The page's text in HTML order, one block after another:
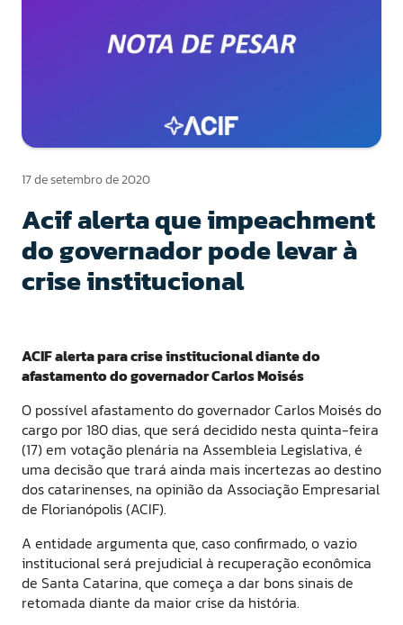
17 de setembro de 2020
Acif alerta que impeachment
do governador pode levar à
crise institucional
ACIF alerta para crise institucional diante do
afastamento do governador Carlos Moisés
O possível afastamento do governador Carlos Moisés do
cargo por 180 dias, que será decidido nesta quinta-feira
(17) em votação plenária na Assembleia Legislativa, é
uma decisão que trará ainda mais incertezas ao destino
dos catarinenses, na opinião da Associação Empresarial
de Florianópolis (ACIF).
A entidade argumenta que, caso confirmado, o vazio
institucional será prejudicial à recuperação econômica
de Santa Catarina, que começa a dar bons sinais de
retomada diante da maior crise da história.